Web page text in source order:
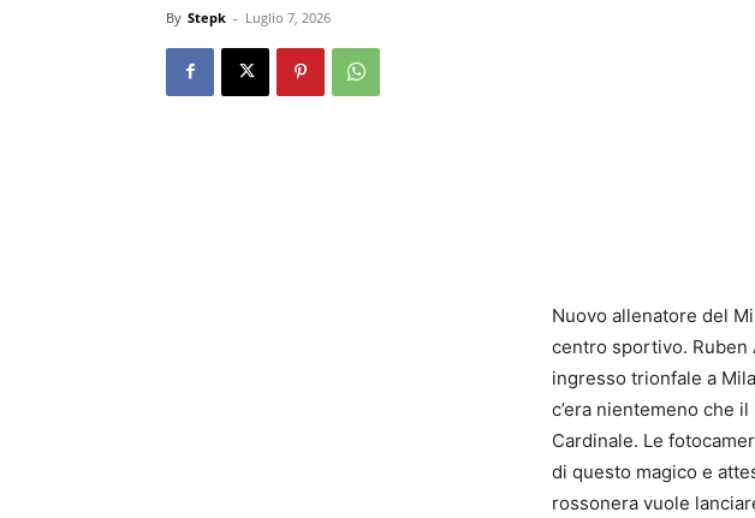
By Stepk - Luglio 7, 2026
Nuovo allenatore del
centro sportivo. Ruben
ingresso trionfale a
c’era nientemeno che
Cardinale. Le
di questo magico e
rossonera vuole